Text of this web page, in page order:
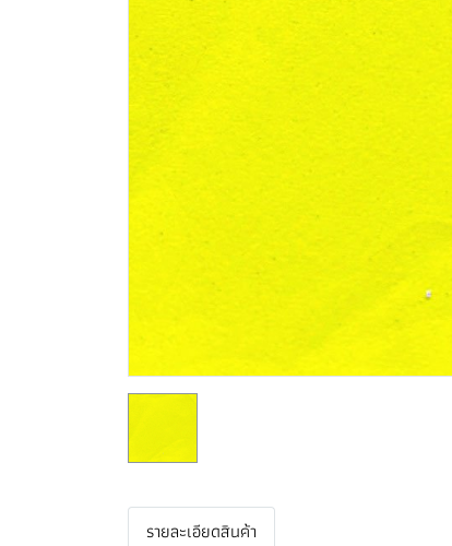
รายละเอียดสินค้า